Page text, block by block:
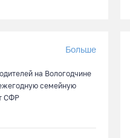
Больше
на Вологодчине
семейную
СФР